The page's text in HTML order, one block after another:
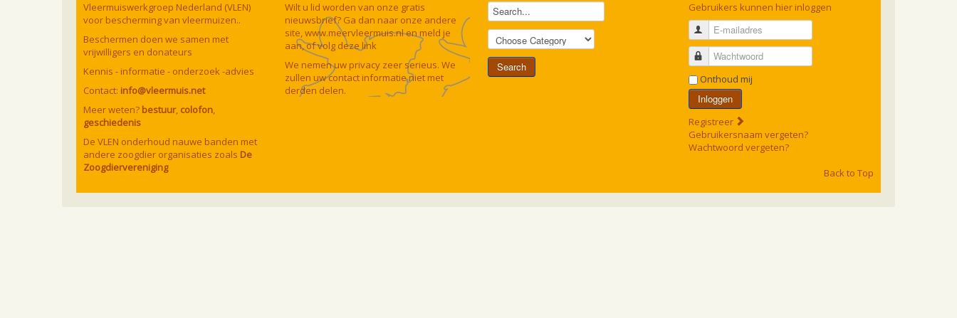
Vleermuiswerkgroep Nederland (VLEN)
voor bescherming van vleermuizen..
Beschermen doen we samen met
vrijwilligers en donateurs
Kennis - informatie - onderzoek -advies
Contact: info@vleermuis.net
Meer weten? bestuur, colofon,
geschiedenis
De VLEN onderhoud nauwe banden met
andere zoogdier organisaties zoals De
Zoogdiervereniging
Wilt u lid worden van onze gratis
nieuwsbrief? Ga dan naar onze andere
site,www.meervleermuis.nlen meld je
aan, of volg dezelink
We nemen uw privacy zeer serieus. We
zullen uw contact informatie niet met
derden delen.
Gebruikers kunnen hier inloggen
E-mailadres
Wachtwoord
Onthoud mij
Inloggen
Registreer
Gebruikersnaam vergeten?
Wachtwoord vergeten?
Back to Top